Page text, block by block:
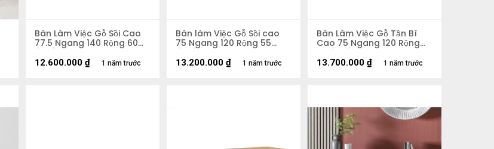
Bàn Làm Việc Gỗ Sồi Cao
77.5 Ngang 140 Rộng 60
(cm)
1 năm trước
12.600.000 ₫
Bàn làm Việc Gỗ Sồi cao
75 Ngang 120 Rộng 55
(cm)
1 năm trước
13.200.000 ₫
Bàn Làm Việc Gỗ Tần Bì
Cao 75 Ngang 120 Rộng
60 (cm)
1 năm trước
13.700.000 ₫